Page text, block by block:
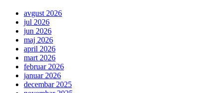
avgust 2026
jul 2026
jun 2026
maj 2026
april 2026
mart 2026
februar 2026
januar 2026
decembar 2025